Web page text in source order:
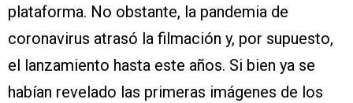
plataforma. No obstante, la pandemia de
coronavirus atrasó la filmación y, por supuesto,
el lanzamiento hasta este años. Si bien ya se
habían revelado las primeras imágenes de los